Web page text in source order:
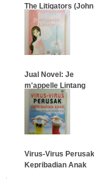
The Litigators (John
Grisham)
…
Jual Novel: Je
m'appelle Lintang
(Ollie)
…
Virus-Virus Perusak
Kepribadian Anak